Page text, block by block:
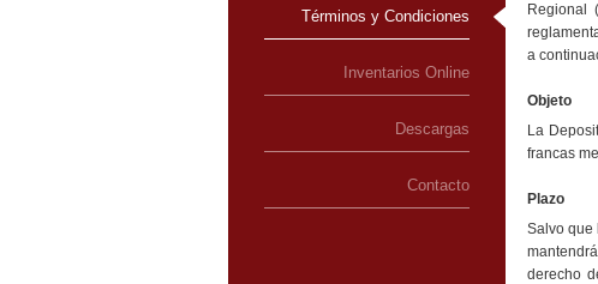
Términos y Condiciones
Inventarios Online
Descargas
Contacto
a
Objeto
La
francas
Plazo
Salvo que
derecho